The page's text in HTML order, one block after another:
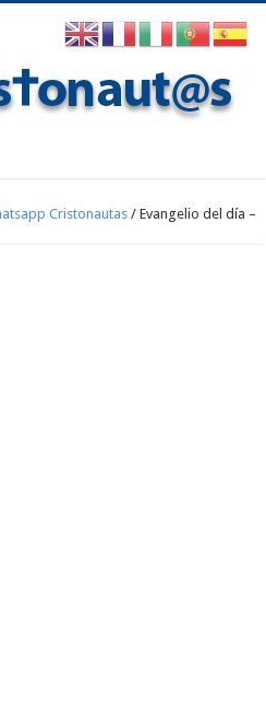
Cristonautas / Evangelio del día –